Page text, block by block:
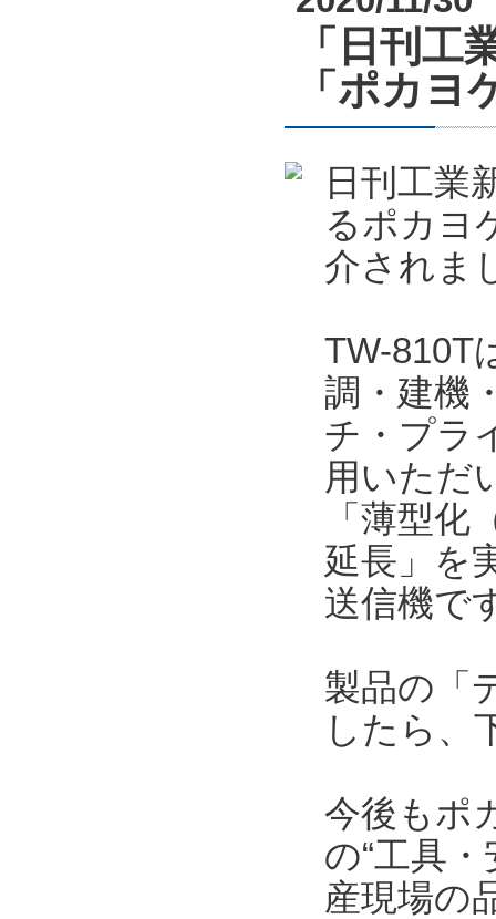
「日刊工
「ポカヨ
日刊工業
るポカヨ
介されま
TW-810T
調・建機
チ・プラ
用いただ
「薄型
延長」を
送信機で
製品の「
したら、
今後もポ
の“工具
産現場の